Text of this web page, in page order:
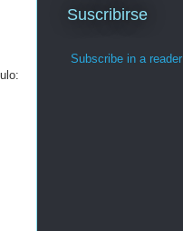
Suscribirse
Subscribe in a reader